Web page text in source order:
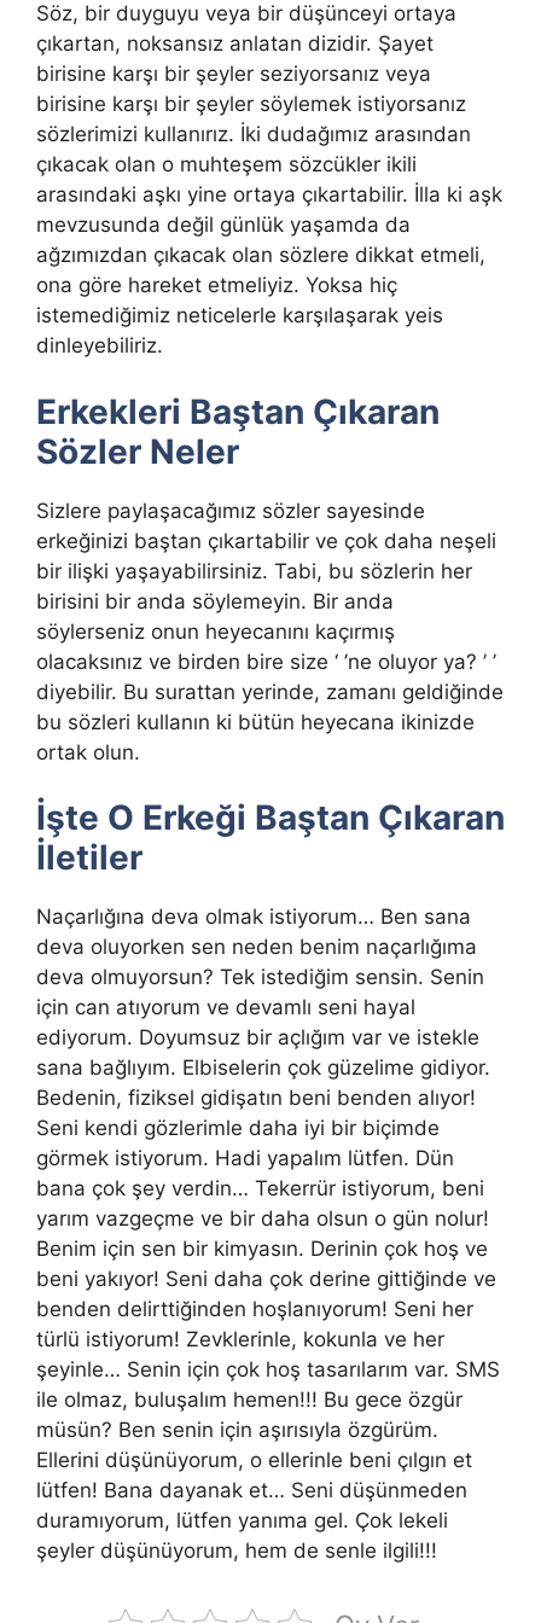
Söz, bir duyguyu veya bir düşünceyi ortaya
çıkartan, noksansız anlatan dizidir. Şayet
birisine karşı bir şeyler seziyorsanız veya
birisine karşı bir şeyler söylemek istiyorsanız
sözlerimizi kullanırız. İki dudağımız arasından
çıkacak olan o muhteşem sözcükler ikili
arasındaki aşkı yine ortaya çıkartabilir. İlla ki aşk
mevzusunda değil günlük yaşamda da
ağzımızdan çıkacak olan sözlere dikkat etmeli,
ona göre hareket etmeliyiz. Yoksa hiç
istemediğimiz neticelerle karşılaşarak yeis
dinleyebiliriz.
Erkekleri Baştan Çıkaran
Sözler Neler
Sizlere paylaşacağımız sözler sayesinde
erkeğinizi baştan çıkartabilir ve çok daha neşeli
bir ilişki yaşayabilirsiniz. Tabi, bu sözlerin her
birisini bir anda söylemeyin. Bir anda
söylerseniz onun heyecanını kaçırmış
olacaksınız ve birden bire size ‘ ’ne oluyor ya? ’ ’
diyebilir. Bu surattan yerinde, zamanı geldiğinde
bu sözleri kullanın ki bütün heyecana ikinizde
ortak olun.
İşte O Erkeği Baştan Çıkaran
İletiler
Naçarlığına deva olmak istiyorum… Ben sana
deva oluyorken sen neden benim naçarlığıma
deva olmuyorsun? Tek istediğim sensin. Senin
için can atıyorum ve devamlı seni hayal
ediyorum. Doyumsuz bir açlığım var ve istekle
sana bağlıyım. Elbiselerin çok güzelime gidiyor.
Bedenin, fiziksel gidişatın beni benden alıyor!
Seni kendi gözlerimle daha iyi bir biçimde
görmek istiyorum. Hadi yapalım lütfen. Dün
bana çok şey verdin… Tekerrür istiyorum, beni
yarım vazgeçme ve bir daha olsun o gün nolur!
Benim için sen bir kimyasın. Derinin çok hoş ve
beni yakıyor! Seni daha çok derine gittiğinde ve
benden delirttiğinden hoşlanıyorum! Seni her
türlü istiyorum! Zevklerinle, kokunla ve her
şeyinle… Senin için çok hoş tasarılarım var. SMS
ile olmaz, buluşalım hemen!!! Bu gece özgür
müsün? Ben senin için aşırısıyla özgürüm.
Ellerini düşünüyorum, o ellerinle beni çılgın et
lütfen! Bana dayanak et… Seni düşünmeden
duramıyorum, lütfen yanıma gel. Çok lekeli
şeyler düşünüyorum, hem de senle ilgili!!!